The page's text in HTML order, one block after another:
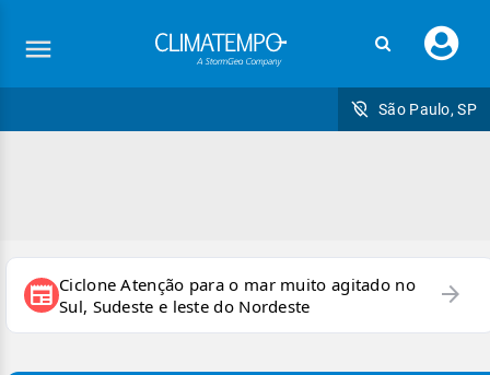
seu
São Paulo, SP
newspaper Ciclone Atenção para o mar muito agitado no
Sul, Sudeste e leste do Nordeste
arrow_forward